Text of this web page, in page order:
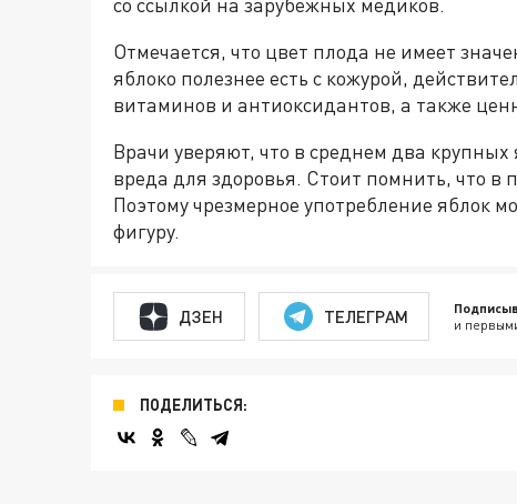
Отмечается, что цвет плода не имеет
яблоко полезнее есть с кожурой,
витаминов и антиоксидантов, а также
Врачи уверяют, что в среднем два
вреда для здоровья. Стоит помнить, что в
Поэтому чрезмерное употребление яблок
фигуру.
ДЗЕН ТЕЛЕГРАМ и
ПОДЕЛИТЬСЯ: